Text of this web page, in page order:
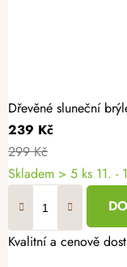
Dřevěné sluneční
239 Kč
299 Kč
Skladem > 5 ks 11. -
Kvalitní a cenově